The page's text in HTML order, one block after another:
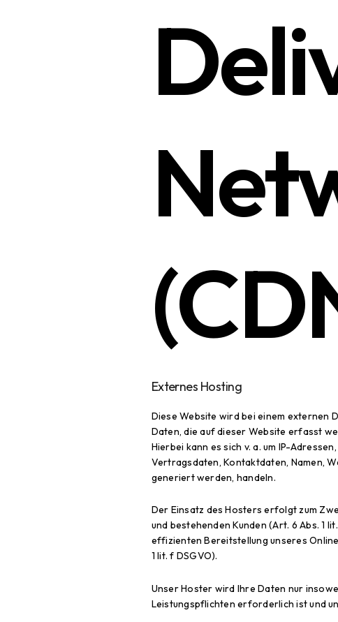
Externes Hosting
Diese Website wird bei einem externen
Daten, die auf dieser Website erfasst
Hierbei kann es sich v. a. um IP-
Vertragsdaten, Kontaktdaten, Namen,
generiert werden, handeln.
Der Einsatz des Hosters erfolgt zum
und bestehenden Kunden (Art. 6 Abs. 1
effizienten Bereitstellung unseres
1 lit. f DSGVO).
Unser Hoster wird Ihre Daten nur
Leistungspflichten erforderlich ist und